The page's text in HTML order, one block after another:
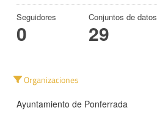
Seguidores
0
Conjuntos de datos
29
Organizaciones
Ayuntamiento de Ponferrada